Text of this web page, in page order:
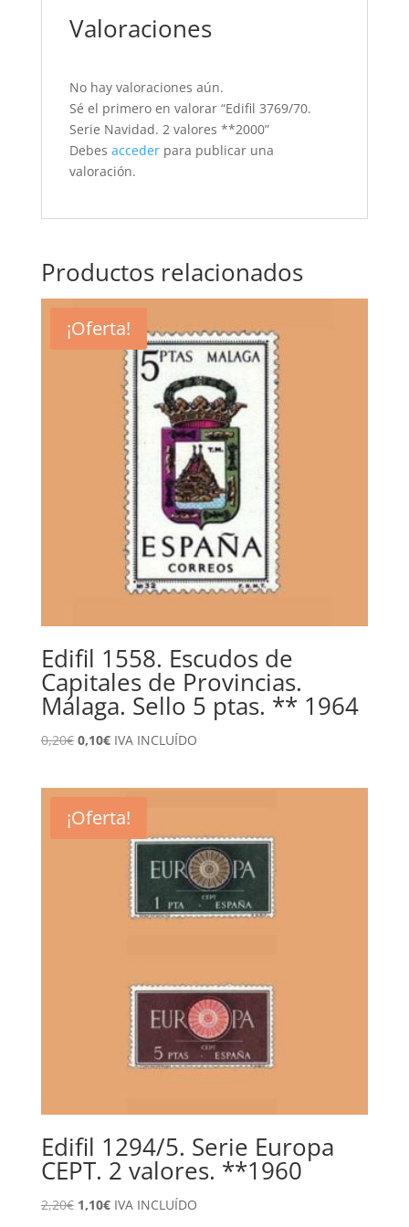
Valoraciones
No hay valoraciones aún.
Sé el primero en valorar “Edifil 3769/70.
Serie Navidad. 2 valores **2000”
Debes accederpara publicar una
valoración.
Productos relacionados
¡Oferta!
Edifil 1558. Escudos de
Capitales de Provincias.
Málaga. Sello 5 ptas. ** 1964
0,20€ El
0,20€.
0,10€El
0,10€.
IVA INCLUÍDO
¡Oferta!
Edifil 1294/5. Serie Europa
CEPT. 2 valores. **1960
2,20€ El
1,10€ElIVA INCLUÍDO